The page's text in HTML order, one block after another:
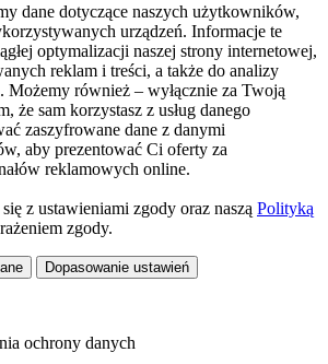
dane dotyczące naszych użytkowników,
urządzeń. Informacje te
optymalizacji naszej strony internetowej,
reklam i treści, a także do analizy
Możemy również – wyłącznie za Twoją
że sam korzystasz z usług danego
zaszyfrowane dane z danymi
aby prezentować Ci oferty za
reklamowych online.
z ustawieniami zgody oraz naszą Polityką
zgody.
Dopasowanie ustawień
ochrony danych